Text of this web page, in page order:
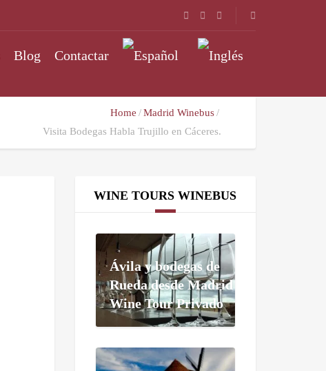
Blog Contactar
Home
Madrid Winebus
Visita Bodegas Habla Trujillo en Cáceres.
WINE TOURS WINEBUS
Ávila y bodegas de
Rueda desde Madrid
Wine Tour Privado